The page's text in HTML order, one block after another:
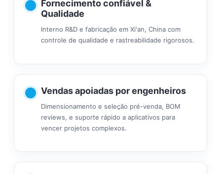
Fornecimento confiável &
Qualidade
Interno R&D e fabricação em Xi'an, China com
controle de qualidade e rastreabilidade rigorosos.
Vendas apoiadas por engenheiros
Dimensionamento e seleção pré-venda, BOM
reviews, e suporte rápido a aplicativos para
vencer projetos complexos.